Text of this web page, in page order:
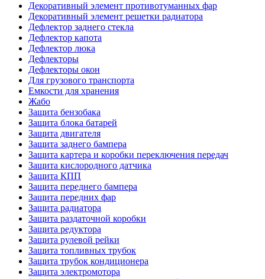
Декоративный элемент противотуманных фар
Декоративный элемент решетки радиатора
Дефлектор заднего стекла
Дефлектор капота
Дефлектор люка
Дефлекторы
Дефлекторы окон
Для грузового транспорта
Емкости для хранения
Жабо
Защита бензобака
Защита блока батарей
Защита двигателя
Защита заднего бампера
Защита картера и коробки переключения передач
Защита кислородного датчика
Защита КПП
Защита переднего бампера
Защита передних фар
Защита радиатора
Защита раздаточной коробки
Защита редуктора
Защита рулевой рейки
Защита топливных трубок
Защита трубок кондиционера
Защита электромотора